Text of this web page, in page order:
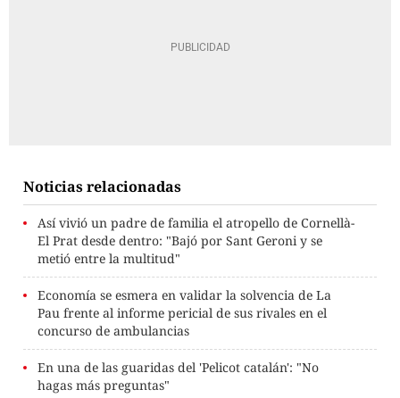
Noticias relacionadas
Así vivió un padre de familia el atropello de Cornellà-
El Prat desde dentro: "Bajó por Sant Geroni y se
metió entre la multitud"
Economía se esmera en validar la solvencia de La
Pau frente al informe pericial de sus rivales en el
concurso de ambulancias
En una de las guaridas del 'Pelicot catalán': "No
hagas más preguntas"